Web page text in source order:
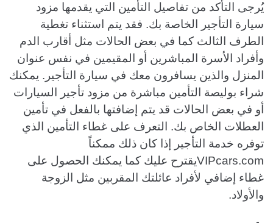
يُرجى التأكد من تفاصيل التأمين التي يقدمها مزود
سيارة التأجير الخاصة بك. فقد يتم استثناء تغطية
الطرف الثالث كما في بعض الحالات مثل أقارب الدم
وأفراد الأسرة المباشرين أو المقيمين في نفس عنوان
المنزل والذين يسافرون معك في سيارة التأجير. يمكنك
شراء بوليصة التأمين مباشرة من مزود تأجير السيارات
أو في بعض الحالات قد يتم إضافتها بالفعل في تأمين
العطلات الخاص بك. التعرف على غطاء التأمين الذي
توفره خدمة التأجير إذا كان ذلك ممكناً
VIPcars.comيقترح عليك كما يمكنك الحصول على
غطاء إضافي لأفراد عائلتك المقربين مثل الزوجة
والأولاد.